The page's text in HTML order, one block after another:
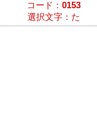
コード： 0153
選択文字：た